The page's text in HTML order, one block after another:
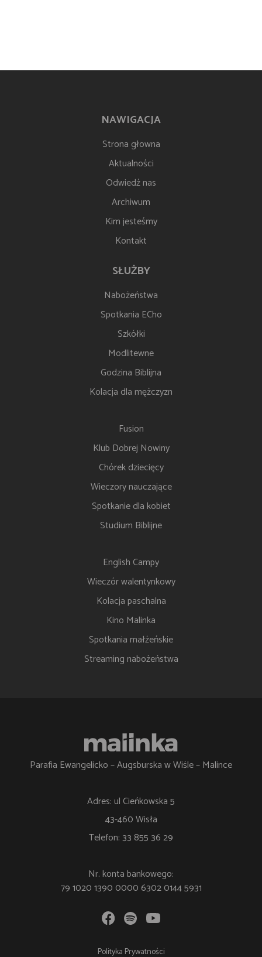
NAWIGACJA
Strona głowna
Aktualności
Odwiedź nas
Archiwum
Kim jesteśmy
Kontakt
SŁUŻBY
Nabożeństwa
Spotkania ECho
Szkółki
Modlitewne
Godzina Biblijna
Kolacja dla mężczyzn
Fusion
Klub Dobrej Nowiny
Chórek dziecięcy
Wieczory nauczające
Spotkanie dla kobiet
Studium Biblijne
English Campy
Wieczór walentynkowy
Kolacja paschalna
Kino Malinka
Spotkania małżeńskie
Streaming nabożeństwa
Parafia Ewangelicko – Augsburska w Wiśle – Malince
Adres: ul Cieńkowska 5
43-460 Wisła
Telefon: 33 855 36 29
Nr. konta bankowego:
79 1020 1390 0000 6302 0144 5931
Polityka Prywatności